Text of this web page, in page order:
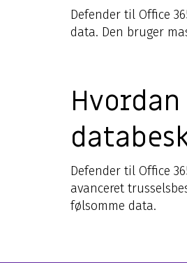
Defender til Office
data. Den bruger
Defender til Office
avanceret
følsomme data.